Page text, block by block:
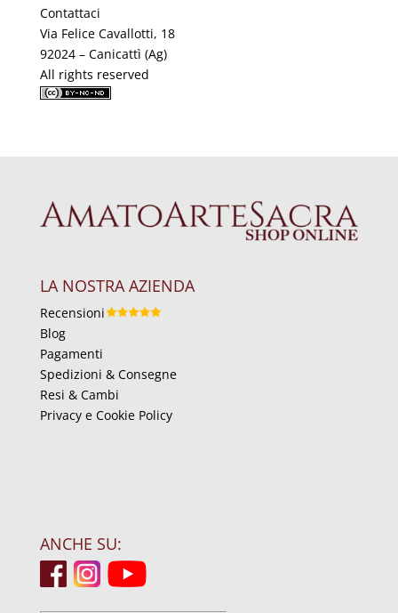
Contattaci
Via Felice Cavallotti, 18
92024 – Canicattì (Ag)
All rights reserved
LA NOSTRA AZIENDA
Recensioni
Blog
Pagamenti
Spedizioni & Consegne
Resi & Cambi
Privacy e Cookie Policy
ANCHE SU: